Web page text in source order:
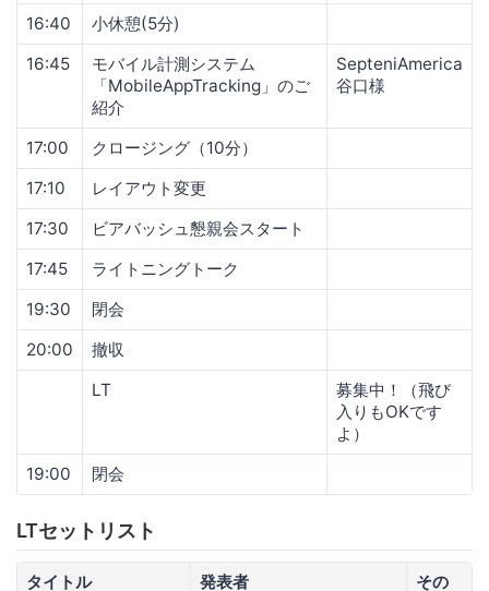
16:40
小休憩(5分)
16:45
モバイル計測システム
「MobileAppTracking」のご
紹介
SepteniAmerica
谷口様
17:00
クロージング（10分）
17:10
レイアウト変更
17:30
ビアバッシュ懇親会スタート
17:45
ライトニングトーク
19:30
閉会
20:00
撤収
LT
募集中！（飛び
入りもOKです
よ）
19:00
閉会
LTセットリスト
タイトル 発表者
その